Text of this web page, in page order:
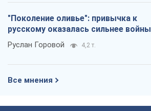
"Поколение оливье": привычка к
русскому оказалась сильнее войны
Руслан Горовой 4,2 т.
Все мнения